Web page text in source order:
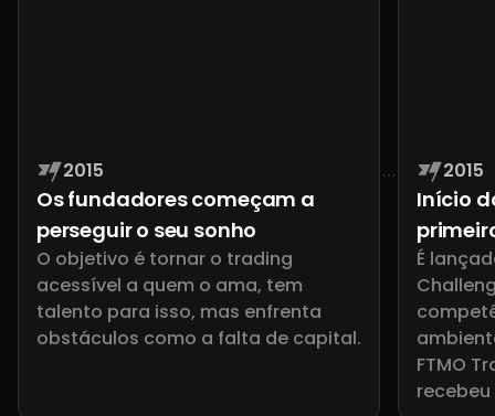
2015
Os fundadores começam a
perseguir o seu sonho
O objetivo é tornar o trading
acessível a quem o ama, tem
talento para isso, mas enfrenta
obstáculos como a falta de capital.
2015
Início
É
FTMO
recebeu